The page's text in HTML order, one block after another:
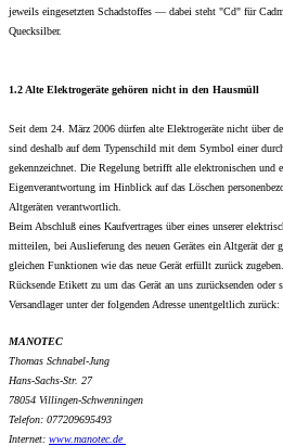
jeweils eingesetzten Schadstoffes — dabei steht "Cd" für
Quecksilber.
1.2 Alte Elektrogeräte gehören nicht in den Hausmüll
Seit dem 24. März 2006 dürfen alte Elektrogeräte nicht über
sind deshalb auf dem Typenschild mit dem Symbol einer
gekennzeichnet. Die Regelung betrifft alle elektronischen und
Eigenverantwortung im Hinblick auf das Löschen
Altgeräten verantwortlich.
Beim Abschluß eines Kaufvertrages über eines unserer
mitteilen, bei Auslieferung des neuen Gerätes ein Altgerät der
gleichen Funktionen wie das neue Gerät erfüllt zurück
Rücksende Etikett zu um das Gerät an uns zurücksenden oder
Versandlager unter der folgenden Adresse unentgeltlich zurück:
MANOTEC
Thomas Schnabel-Jung
Hans-Sachs-Str. 27
78054 Villingen-Schwenningen
Telefon: 077209695493
Internet: www.manotec.de